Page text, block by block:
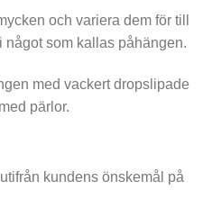
och variera dem för till
som kallas påhängen.
med vackert dropslipade
pärlor.
kundens önskemål på